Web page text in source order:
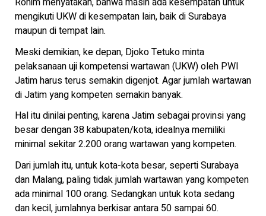
mengikuti UKW di kesempatan lain, baik di Surabaya
maupun di tempat lain.
Meski demikian, ke depan, Djoko Tetuko minta
pelaksanaan uji kompetensi wartawan (UKW) oleh PWI
Jatim harus terus semakin digenjot. Agar jumlah wartawan
di Jatim yang kompeten semakin banyak.
Hal itu dinilai penting, karena Jatim sebagai provinsi yang
besar dengan 38 kabupaten/kota, idealnya memiliki
minimal sekitar 2.200 orang wartawan yang kompeten.
Dari jumlah itu, untuk kota-kota besar, seperti Surabaya
dan Malang, paling tidak jumlah wartawan yang kompeten
ada minimal 100 orang. Sedangkan untuk kota sedang
dan kecil, jumlahnya berkisar antara 50 sampai 60.